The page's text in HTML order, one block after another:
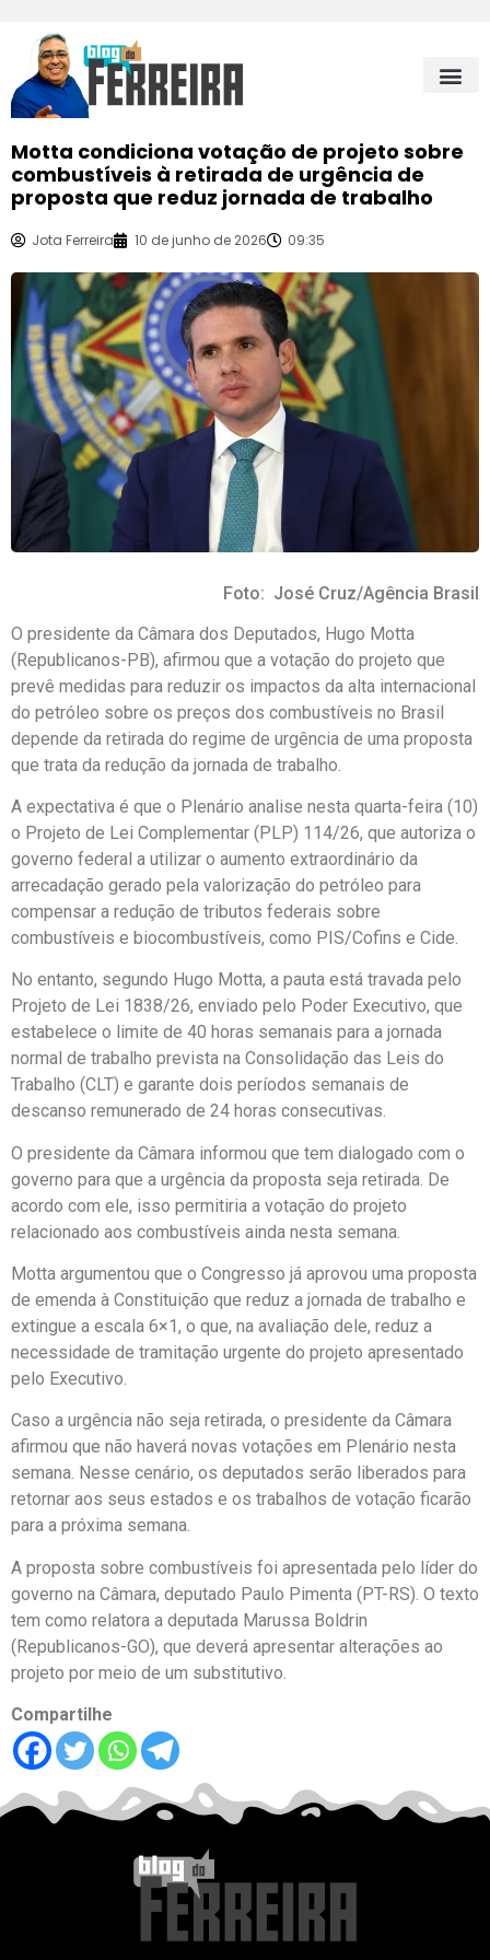
Motta condiciona votação de projeto sobre
combustíveis à retirada de urgência de
proposta que reduz jornada de trabalho
Jota Ferreira 10 de junho de 2026 09:35
Foto: José Cruz/Agência Brasil
O presidente da Câmara dos Deputados, Hugo Motta
(Republicanos-PB), afirmou que a votação do projeto que
prevê medidas para reduzir os impactos da alta internacional
do petróleo sobre os preços dos combustíveis no Brasil
depende da retirada do regime de urgência de uma proposta
que trata da redução da jornada de trabalho.
A expectativa é que o Plenário analise nesta quarta-feira (10)
o Projeto de Lei Complementar (PLP) 114/26, que autoriza o
governo federal a utilizar o aumento extraordinário da
arrecadação gerado pela valorização do petróleo para
compensar a redução de tributos federais sobre
combustíveis e biocombustíveis, como PIS/Cofins e Cide.
No entanto, segundo Hugo Motta, a pauta está travada pelo
Projeto de Lei 1838/26, enviado pelo Poder Executivo, que
estabelece o limite de 40 horas semanais para a jornada
normal de trabalho prevista na Consolidação das Leis do
Trabalho (CLT) e garante dois períodos semanais de
descanso remunerado de 24 horas consecutivas.
O presidente da Câmara informou que tem dialogado com o
governo para que a urgência da proposta seja retirada. De
acordo com ele, isso permitiria a votação do projeto
relacionado aos combustíveis ainda nesta semana.
Motta argumentou que o Congresso já aprovou uma proposta
de emenda à Constituição que reduz a jornada de trabalho e
extingue a escala 6×1, o que, na avaliação dele, reduz a
necessidade de tramitação urgente do projeto apresentado
pelo Executivo.
Caso a urgência não seja retirada, o presidente da Câmara
afirmou que não haverá novas votações em Plenário nesta
semana. Nesse cenário, os deputados serão liberados para
retornar aos seus estados e os trabalhos de votação ficarão
para a próxima semana.
A proposta sobre combustíveis foi apresentada pelo líder do
governo na Câmara, deputado Paulo Pimenta (PT-RS). O texto
tem como relatora a deputada Marussa Boldrin
(Republicanos-GO), que deverá apresentar alterações ao
projeto por meio de um substitutivo.
Compartilhe